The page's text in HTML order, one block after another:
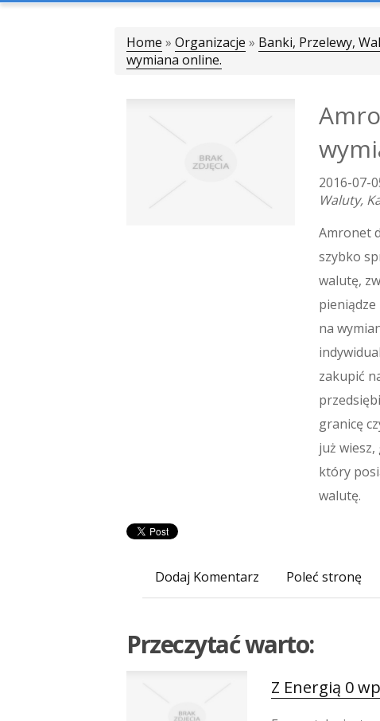
Home » Organizacje » Banki, Przelewy,
wymiana online.
2016-07-
Waluty,
Amronet
szybko
walutę,
na
zakupić
granicę
już
który
walutę.
Dodaj Komentarz Poleć stronę
Przeczytać warto:
Z Energią 0